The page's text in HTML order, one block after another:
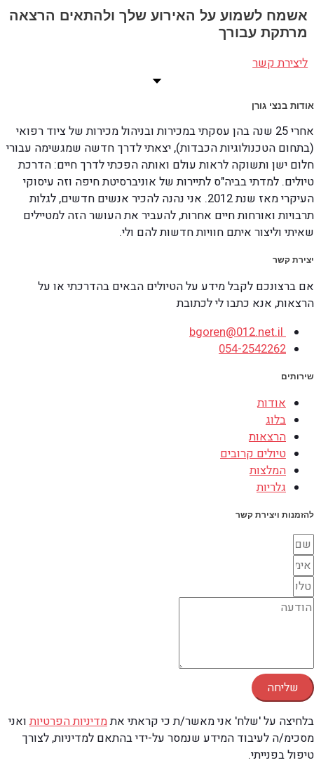
אשמח לשמוע על האירוע שלך ולהתאים הרצאה
מרתקת עבורך
ליצירת קשר
אודות בנצי גורן
אחרי 25 שנה בהן עסקתי במכירות ובניהול מכירות של ציוד רפואי
(בתחום הטכנולוגיות הכבדות), יצאתי לדרך חדשה שמגשימה עבורי
חלום ישן ותשוקה לראות עולם ואותה הפכתי לדרך חיים: הדרכת
טיולים. למדתי בביה"ס לתיירות של אוניברסיטת חיפה וזה עיסוקי
העיקרי מאז שנת 2012. אני נהנה להכיר אנשים חדשים, לגלות
תרבויות ואורחות חיים אחרות, להעביר את העושר הזה למטיילים
שאיתי וליצור איתם חוויות חדשות להם ולי.
יצירת קשר
אם ברצונכם לקבל מידע על הטיולים הבאים בהדרכתי או על
הרצאות, אנא כתבו לי לכתובת
054-2542262
שירותים
אודות
בלוג
הרצאות
טיולים קרובים
המלצות
גלריות
להזמנות ויצירת קשר
שליחה
בלחיצה על 'שלח' אני מאשר/ת כי קראתי אתמדיניות הפרטיותואני
מסכימ/ה לעיבוד המידע שנמסר על-ידי בהתאם למדיניות, לצורך
טיפול בפנייתי.